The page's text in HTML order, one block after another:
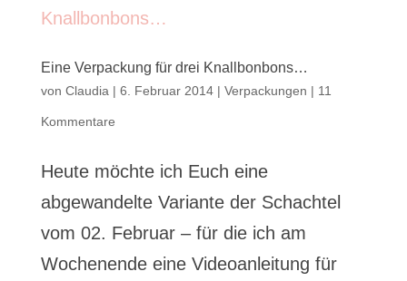
Eine Verpackung für drei Knallbonbons…
von Claudia | 6. Februar 2014| Verpackungen | 11
Kommentare
Heute möchte ich Euch eine
abgewandelte Variante der Schachtel
vom 02. Februar – für die ich am
Wochenende eine Videoanleitung für